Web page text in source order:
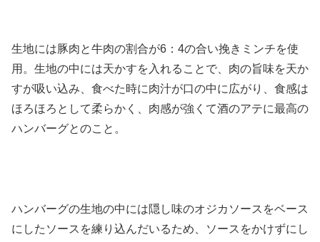
生地には豚肉と牛肉の割合が6：4の合い挽きミンチを使
用。生地の中には天かすを入れることで、肉の旨味を天か
すが吸い込み、食べた時に肉汁が口の中に広がり、食感は
ほろほろとして柔らかく、肉感が強くて酒のアテに最高の
ハンバーグとのこと。
ハンバーグの生地の中には隠し味のオジカソースをベース
にしたソースを練り込んだいるため、ソースをかけずにし